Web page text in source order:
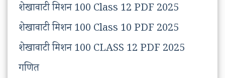
शेखावाटी मिशन 100 Class 12 PDF 2025
शेखावाटी मिशन 100 Class 10 PDF 2025
शेखावाटी मिशन 100 CLASS 12 PDF 2025
गणित